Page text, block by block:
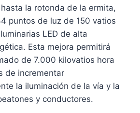
la rotonda de la ermita,
puntos de luz de 150 vatios
LED de alta
Esta mejora permitirá
de 7.000 kilovatios hora
de incrementar
la iluminación de la vía y la
y conductores.